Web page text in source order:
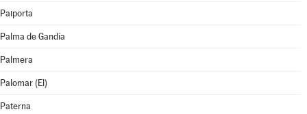
Paiporta
Palma de Gandía
Palmera
Palomar (El)
Paterna